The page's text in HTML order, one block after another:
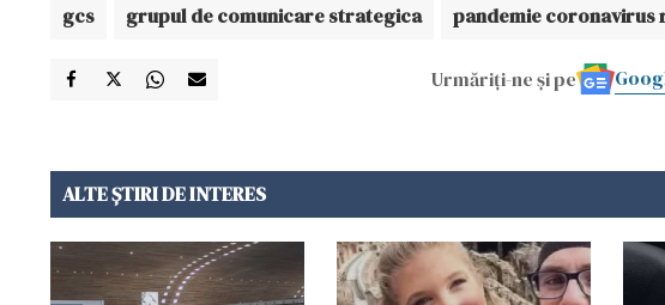
gcs grupul de comunicare strategica pandemie coronavirus
Urmăriți-ne și pe
ALTE ȘTIRI DE INTERES